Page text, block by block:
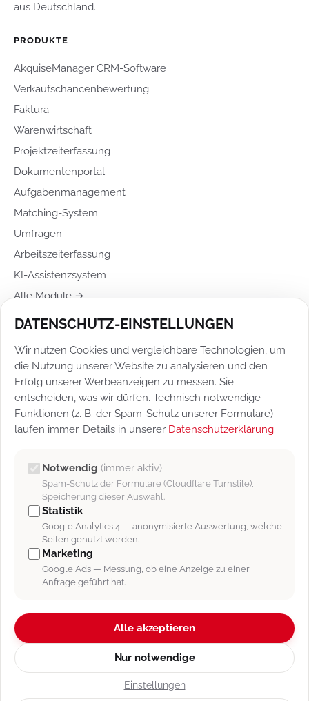
aus Deutschland.
PRODUKTE
AkquiseManager CRM-Software
Verkaufschancenbewertung
Faktura
Warenwirtschaft
Projektzeiterfassung
Dokumentenportal
Aufgabenmanagement
Matching-System
Umfragen
Arbeitszeiterfassung
KI-Assistenzsystem
Alle Module →
RECHTLICHES
Impressum
Datenschutz
Datenschutz-Einstellungen
Vertragsbedingungen
Support
BLEIBEN SIE AKTUELL INFORMIERT
Bestellen Sie unseren Newsletter.
JETZT ANMELDEN
DATENSCHUTZ-EINSTELLUNGEN
Wir nutzen Cookies und vergleichbare Technologien, um
die Nutzung unserer Website zu analysieren und den
Erfolg unserer Werbeanzeigen zu messen. Sie
entscheiden, was wir dürfen. Technisch notwendige
Funktionen (z. B. der Spam-Schutz unserer Formulare)
laufen immer. Details in unserer Datenschutzerklärung.
Notwendig (immer aktiv)
Spam-Schutz der Formulare (Cloudflare Turnstile),
Speicherung dieser Auswahl.
Statistik
Google Analytics 4 — anonymisierte Auswertung, welche
Seiten genutzt werden.
Marketing
Google Ads — Messung, ob eine Anzeige zu einer
Anfrage geführt hat.
Alle akzeptieren
Nur notwendige
Einstellungen